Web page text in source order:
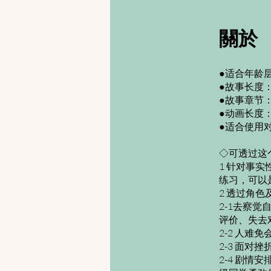
關於
●适合年龄
●故事长度
●故事章节
●动画长度
●适合使用
◇可透过这
1 针对事实
练习，可以
2 透过角色
2-1去察觉
评价、失去
2-2 人难免
2-3 面对挫
2-4 剧情安